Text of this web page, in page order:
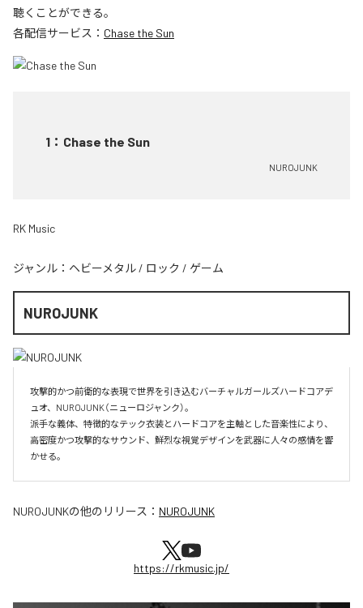
聴くことができる。
各配信サービス： Chase the Sun
1 ： Chase the Sun
NUROJUNK
RK Music
ジャンル： ヘビーメタル / ロック / ゲーム
NUROJUNK
攻撃的かつ前衛的な表現で世界を引き込むバーチャルガールズハードコアデ
ュオ、NUROJUNK（ニューロジャンク）。
派手な義体、特徴的なテック衣装とハードコアを主軸とした音楽性により、
高密度かつ攻撃的なサウンド、鮮烈な視覚デザインを武器に人々の感情を響
かせる。
NUROJUNKの他のリリース： NUROJUNK
https://rkmusic.jp/